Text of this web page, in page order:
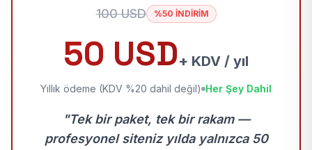
100 USD %50 İNDİRİM
50 USD+ KDV / yıl
Yıllık ödeme (KDV %20 dahil değil) Her Şey Dahil
"Tek bir paket, tek bir rakam —
profesyonel siteniz yılda yalnızca 50